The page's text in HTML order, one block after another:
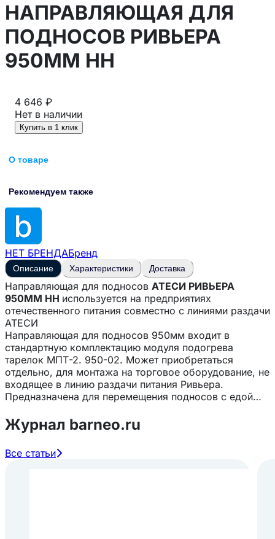
НАПРАВЛЯЮЩАЯ ДЛЯ
ПОДНОСОВ РИВЬЕРА
950ММ HH
4 646 ₽
Нет в наличии
Купить в 1 клик
О товаре
Рекомендуем также
НЕТ БРЕНДАБренд
Описание Характеристики Доставка
Направляющая для подносов АТЕСИ РИВЬЕРА
950ММ HH используется на предприятиях
отечественного питания совместно с линиями раздачи
АТЕСИ
Направляющая для подносов 950мм входит в
стандартную комплектацию модуля подогрева
тарелок МПТ-2. 950-02. Может приобретаться
отдельно, для монтажа на торговое оборудование, не
входящее в линию раздачи питания Ривьера.
Предназначена для перемещения подносов с едой
и напитков, кондитерских изделий и пр.), при
обслуживании клиентов.
выполненная из нержавеющей стали AISI430.
Журнал barneo.ru
Все статьи